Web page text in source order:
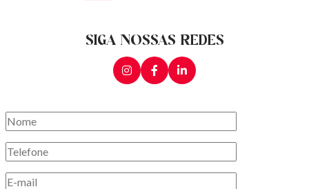
SIGA NOSSAS REDES